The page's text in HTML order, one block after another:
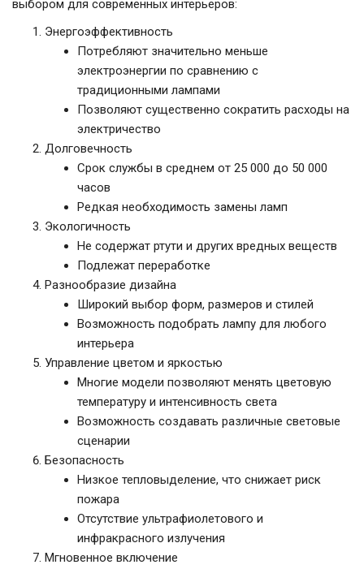
выбором для современных интерьеров:
Энергоэффективность
Потребляют значительно меньше
электроэнергии по сравнению с
традиционными лампами
Позволяют существенно сократить расходы на
электричество
Долговечность
Срок службы в среднем от 25 000 до 50 000
часов
Редкая необходимость замены ламп
Экологичность
Не содержат ртути и других вредных веществ
Подлежат переработке
Разнообразие дизайна
Широкий выбор форм, размеров и стилей
Возможность подобрать лампу для любого
интерьера
Управление цветом и яркостью
Многие модели позволяют менять цветовую
температуру и интенсивность света
Возможность создавать различные световые
сценарии
Безопасность
Низкое тепловыделение, что снижает риск
пожара
Отсутствие ультрафиолетового и
инфракрасного излучения
Мгновенное включение